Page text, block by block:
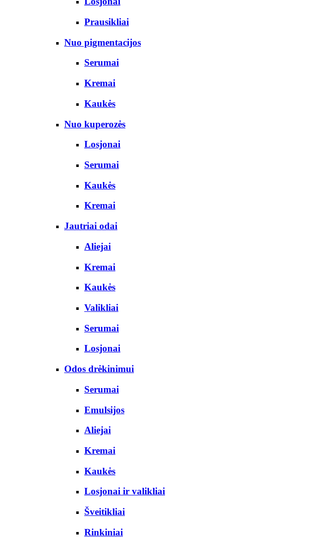
Prausikliai
Nuo pigmentacijos
Serumai
Kremai
Kaukės
Nuo kuperozės
Losjonai
Serumai
Kaukės
Kremai
Jautriai odai
Aliejai
Kremai
Kaukės
Valikliai
Serumai
Losjonai
Odos drėkinimui
Serumai
Emulsijos
Aliejai
Kremai
Kaukės
Losjonai ir valikliai
Šveitikliai
Rinkiniai